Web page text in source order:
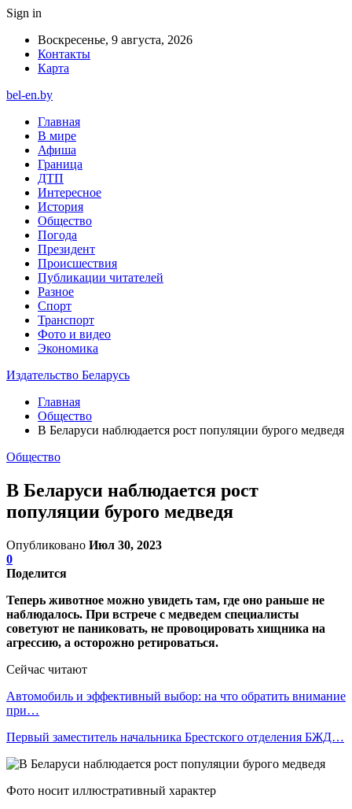
Sign in
Воскресенье, 9 августа, 2026
Контакты
Карта
bel-en.by
Главная
В мире
Афиша
Граница
ДТП
Интересное
История
Общество
Погода
Президент
Происшествия
Публикации читателей
Разное
Спорт
Транспорт
Фото и видео
Экономика
Издательство Беларусь
Главная
Общество
В Беларуси наблюдается рост популяции бурого медведя
Общество
В Беларуси наблюдается рост
популяции бурого медведя
Опубликовано Июл 30, 2023
0
Поделится
Теперь животное можно увидеть там, где оно раньше не
наблюдалось. При встрече с медведем специалисты
советуют не паниковать, не провоцировать хищника на
агрессию, а осторожно ретироваться.
Сейчас читают
Автомобиль и эффективный выбор: на что обратить внимание
при…
Первый заместитель начальника Брестского отделения БЖД…
Фото носит иллюстративный характер